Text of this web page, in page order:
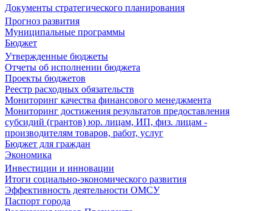
Документы стратегического планирования
Прогноз развития
Муниципальные программы
Бюджет
Утвержденные бюджеты
Отчеты об исполнении бюджета
Проекты бюджетов
Реестр расходных обязательств
Мониторинг качества финансового менеджмента
Мониторинг достижения результатов предоставления
субсидий (грантов) юр. лицам, ИП, физ. лицам -
производителям товаров, работ, услуг
Бюджет для граждан
Экономика
Инвестиции и инновации
Итоги социально-экономического развития
Эффективность деятельности ОМСУ
Паспорт города